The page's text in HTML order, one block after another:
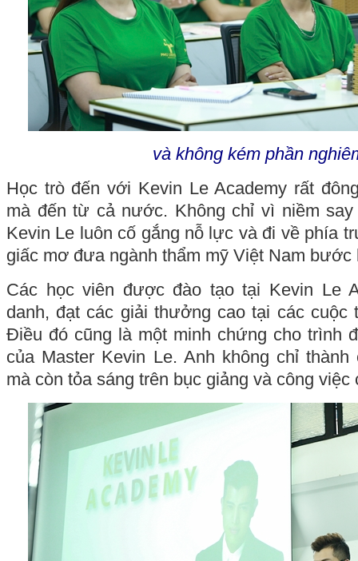
và không kém phần
Học trò đến với Kevin Le Academy rất
mà đến từ cả nước. Không chỉ vì niềm
Kevin Le luôn cố gắng nỗ lực và đi về phía
giấc mơ đưa ngành thẩm mỹ Việt Nam bước
Các học viên được đào tạo tại Kevin Le
danh, đạt các giải thưởng cao tại các cuộc
Điều đó cũng là một minh chứng cho trình
của Master Kevin Le. Anh không chỉ thành
mà còn tỏa sáng trên bục giảng và công việc